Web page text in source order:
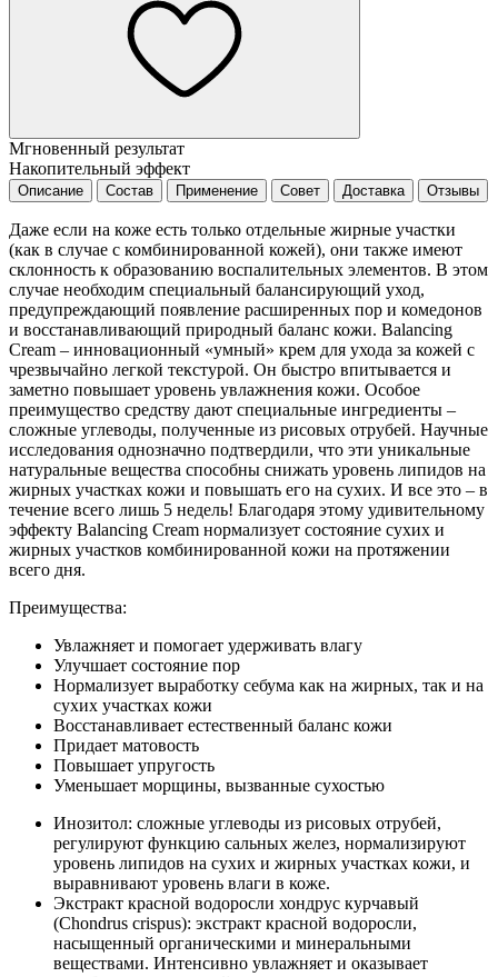
Мгновенный результат
Накопительный эффект
Описание Состав Применение Совет Доставка Отзывы
Даже если на коже есть только отдельные жирные участки
(как в случае с комбинированной кожей), они также имеют
склонность к образованию воспалительных элементов. В этом
случае необходим специальный балансирующий уход,
предупреждающий появление расширенных пор и комедонов
и восстанавливающий природный баланс кожи. Balancing
Cream – инновационный «умный» крем для ухода за кожей с
чрезвычайно легкой текстурой. Он быстро впитывается и
заметно повышает уровень увлажнения кожи. Особое
преимущество средству дают специальные ингредиенты –
сложные углеводы, полученные из рисовых отрубей. Научные
исследования однозначно подтвердили, что эти уникальные
натуральные вещества способны снижать уровень липидов на
жирных участках кожи и повышать его на сухих. И все это – в
течение всего лишь 5 недель! Благодаря этому удивительному
эффекту Balancing Cream нормализует состояние сухих и
жирных участков комбинированной кожи на протяжении
всего дня.
Преимущества:
Увлажняет и помогает удерживать влагу
Улучшает состояние пор
Нормализует выработку себума как на жирных, так и на
сухих участках кожи
Восстанавливает естественный баланс кожи
Придает матовость
Повышает упругость
Уменьшает морщины, вызванные сухостью
Инозитол: сложные углеводы из рисовых отрубей,
регулируют функцию сальных желез, нормализируют
уровень липидов на сухих и жирных участках кожи, и
выравнивают уровень влаги в коже.
Экстракт красной водоросли хондрус курчавый
(Chondrus crispus): экстракт красной водоросли,
насыщенный органическими и минеральными
веществами. Интенсивно увлажняет и оказывает